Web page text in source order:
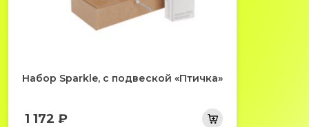
Набор Sparkle, с подвеской «Птичка»
1 172 ₽